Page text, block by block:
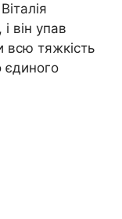
він упав
всю тяжкість
єдиного